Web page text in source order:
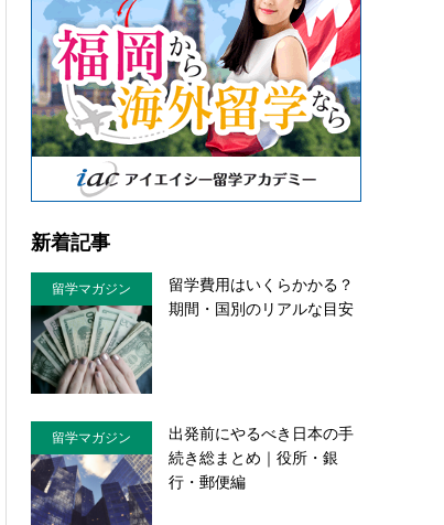
新着記事
留学マガジン
留学費用はいくらかかる？
期間・国別のリアルな目安
留学マガジン
出発前にやるべき日本の手
続き総まとめ｜役所・銀
行・郵便編